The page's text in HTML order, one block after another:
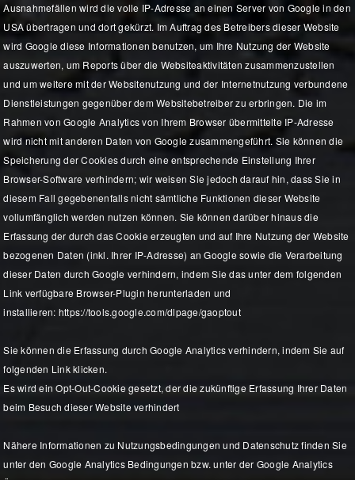
Ausnahmefällen wird die volle IP-Adresse an einen Server von Google in den
USA übertragen und dort gekürzt. Im Auftrag des Betreibers dieser Website
wird Google diese Informationen benutzen, um Ihre Nutzung der Website
auszuwerten, um Reports über die Websiteaktivitäten zusammenzustellen
und um weitere mit der Websitenutzung und der Internetnutzung verbundene
Dienstleistungen gegenüber dem Websitebetreiber zu erbringen. Die im
Rahmen von Google Analytics von Ihrem Browser übermittelte IP-Adresse
wird nicht mit anderen Daten von Google zusammengeführt. Sie können die
Speicherung der Cookies durch eine entsprechende Einstellung Ihrer
Browser-Software verhindern; wir weisen Sie jedoch darauf hin, dass Sie in
diesem Fall gegebenenfalls nicht sämtliche Funktionen dieser Website
vollumfänglich werden nutzen können. Sie können darüber hinaus die
Erfassung der durch das Cookie erzeugten und auf Ihre Nutzung der Website
bezogenen Daten (inkl. Ihrer IP-Adresse) an Google sowie die Verarbeitung
dieser Daten durch Google verhindern, indem Sie das unter dem folgenden
Link verfügbare Browser-Plugin herunterladen und
installieren: https://tools.google.com/dlpage/gaoptout
Sie können die Erfassung durch Google Analytics verhindern, indem Sie auf
folgenden Link klicken.
Es wird ein Opt-Out-Cookie gesetzt, der die zukünftige Erfassung Ihrer Daten
beim Besuch dieser Website verhindert
Nähere Informationen zu Nutzungsbedingungen und Datenschutz finden Sie
unter den Google Analytics Bedingungen bzw. unter der Google Analytics